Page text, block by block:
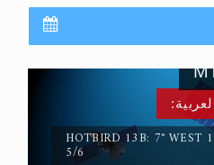
HOTBIRD 13B: 7° WEST
5/6